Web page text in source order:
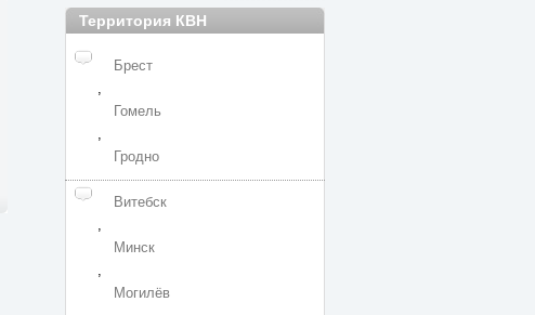
Территория КВН
Брест
,
Гомель
,
Гродно
Витебск
,
Минск
,
Могилёв